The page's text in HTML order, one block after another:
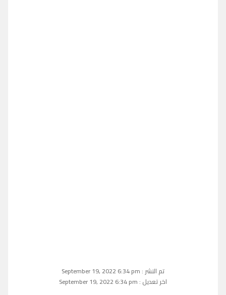
تم النشر : September 19, 2022 6:34 pm
اخر تعديل : September 19, 2022 6:34 pm